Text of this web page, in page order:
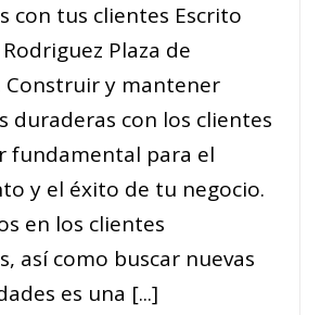
con tus clientes Escrito
Plaza de
Construir y mantener
duraderas con los clientes
fundamental para el
y el éxito de tu negocio.
en los clientes
así como buscar nuevas
es una [...]